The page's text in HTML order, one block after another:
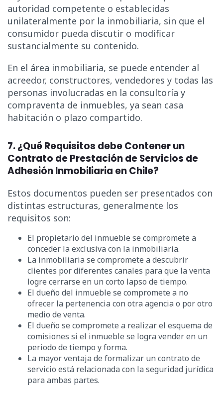
autoridad competente o establecidas
unilateralmente por la inmobiliaria, sin que el
consumidor pueda discutir o modificar
sustancialmente su contenido.
En el área inmobiliaria, se puede entender al
acreedor, constructores, vendedores y todas las
personas involucradas en la consultoría y
compraventa de inmuebles, ya sean casa
habitación o plazo compartido.
7. ¿Qué Requisitos debe Contener un
Contrato de Prestación de Servicios de
Adhesión Inmobiliaria en Chile?
Estos documentos pueden ser presentados con
distintas estructuras, generalmente los
requisitos son:
El propietario del inmueble se compromete a
conceder la exclusiva con la inmobiliaria.
La inmobiliaria se compromete a descubrir
clientes por diferentes canales para que la venta
logre cerrarse en un corto lapso de tiempo.
El dueño del inmueble se compromete a no
ofrecer la pertenencia con otra agencia o por otro
medio de venta.
El dueño se compromete a realizar el esquema de
comisiones si el inmueble se logra vender en un
periodo de tiempo y forma.
La mayor ventaja de formalizar un contrato de
servicio está relacionada con la seguridad jurídica
para ambas partes.